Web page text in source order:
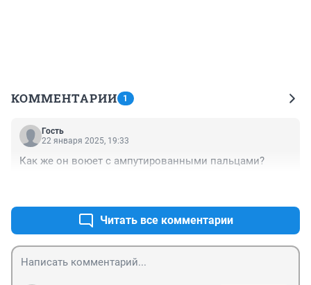
КОММЕНТАРИИ 1
Гость
22 января 2025, 19:33
Как же он воюет с ампутированными пальцами?
Читать все комментарии